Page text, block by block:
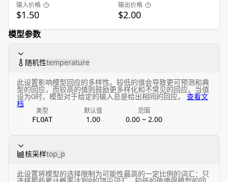
输入价格
$1.50
输出价格
$2.00
模型参数
随机性temperature
此设置影响模型回应的多样性。较低的值会导致更可预测和典
型的回应，而较高的值则鼓励更多样化和不常见的回应。当值
设为0时，模型对于给定的输入总是给出相同的回应。 查看文
档
类型
FLOAT
默认值
1.00
范围
0.00 ~ 2.00
核采样top_p
此设置将模型的选择限制为可能性最高的一定比例的词汇：只